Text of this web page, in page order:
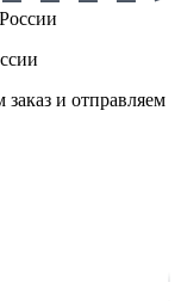
и отправляем